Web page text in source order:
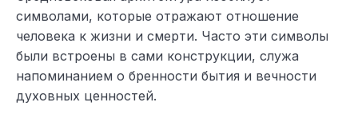
символами, которые отражают отношение
человека к жизни и смерти. Часто эти символы
были встроены в сами конструкции, служа
напоминанием о бренности бытия и вечности
духовных ценностей.